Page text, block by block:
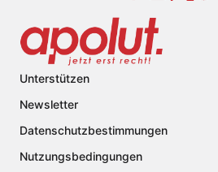
Unterstützen
Newsletter
Datenschutzbestimmungen
Nutzungsbedingungen